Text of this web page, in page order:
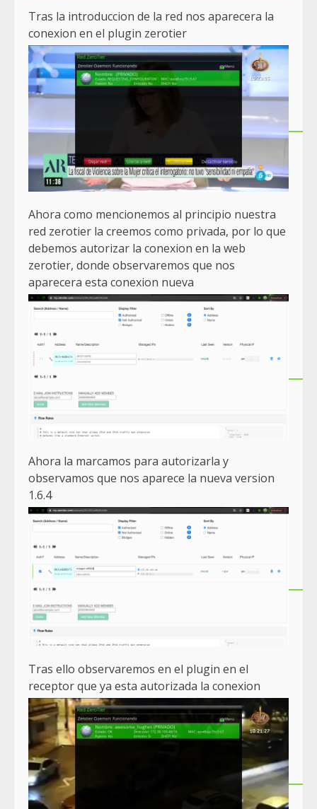
Tras la introduccion de la red nos aparecera la
conexion en el plugin zerotier
Ahora como mencionemos al principio nuestra
red zerotier la creemos como privada, por lo que
debemos autorizar la conexion en la web
zerotier, donde observaremos que nos
aparecera esta conexion nueva
Ahora la marcamos para autorizarla y
observamos que nos aparece la nueva version
1.6.4
Tras ello observaremos en el plugin en el
receptor que ya esta autorizada la conexion